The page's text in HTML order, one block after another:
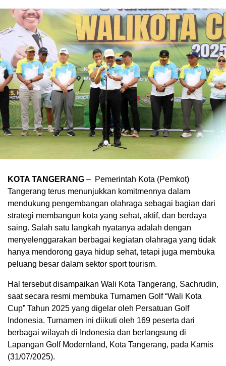
KOTA TANGERANG – Pemerintah Kota (Pemkot)
Tangerang terus menunjukkan komitmennya dalam
mendukung pengembangan olahraga sebagai bagian dari
strategi membangun kota yang sehat, aktif, dan berdaya
saing. Salah satu langkah nyatanya adalah dengan
menyelenggarakan berbagai kegiatan olahraga yang tidak
hanya mendorong gaya hidup sehat, tetapi juga membuka
peluang besar dalam sektor sport tourism.
Hal tersebut disampaikan Wali Kota Tangerang, Sachrudin,
saat secara resmi membuka Turnamen Golf “Wali Kota
Cup” Tahun 2025 yang digelar oleh Persatuan Golf
Indonesia. Turnamen ini diikuti oleh 169 peserta dari
berbagai wilayah di Indonesia dan berlangsung di
Lapangan Golf Modernland, Kota Tangerang, pada Kamis
(31/07/2025).